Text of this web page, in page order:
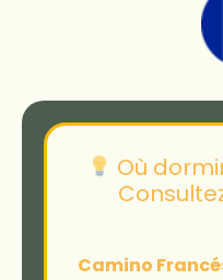
Où
Camino